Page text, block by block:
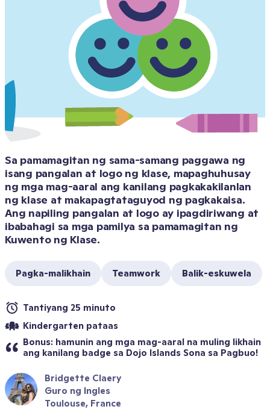
Sa pamamagitan ng sama-samang paggawa ng
isang pangalan at logo ng klase, mapaghuhusay
ng mga mag-aaral ang kanilang pagkakakilanlan
ng klase at makapagtataguyod ng pagkakaisa.
Ang napiling pangalan at logo ay ipagdiriwang at
ibabahagi sa mga pamilya sa pamamagitan ng
Kuwento ng Klase.
Pagka-malikhain Teamwork Balik-eskuwela
Tantiyang 25 minuto
Kindergarten pataas
Bonus: hamunin ang mga mag-aaral na muling likhain
ang kanilang badge sa Dojo Islands Sona sa Pagbuo!
Bridgette Claery
Guro ng Ingles
Toulouse, France